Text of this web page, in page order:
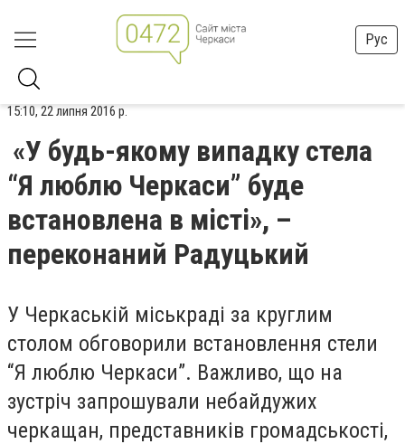
Рус
15:10, 22 липня 2016 р.
«У будь-якому випадку стела
“Я люблю Черкаси” буде
встановлена в місті», –
переконаний Радуцький
У Черкаській міськраді за круглим
столом обговорили встановлення стели
“Я люблю Черкаси”. Важливо, що на
зустріч запрошували небайдужих
черкащан, представників громадськості,